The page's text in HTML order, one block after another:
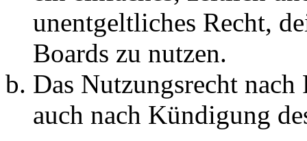
unentgeltliches Recht,
Boards zu nutzen.
Das Nutzungsrecht
auch nach Kündigung